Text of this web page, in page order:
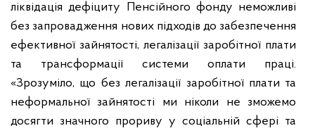
ліквідація дефіциту Пенсійного фонду неможливі
без запровадження нових підходів до забезпечення
ефективної зайнятості, легалізації заробітної плати
та трансформації системи оплати праці.
«Зрозуміло, що без легалізації заробітної плати та
неформальної зайнятості ми ніколи не зможемо
досягти значного прориву у соціальній сфері та